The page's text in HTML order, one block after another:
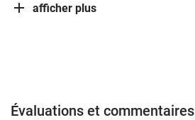
afficher plus
Évaluations et commentaires